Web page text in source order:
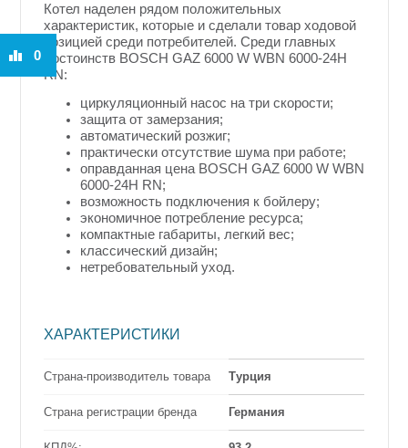
Котел наделен рядом положительных
характеристик, которые и сделали товар ходовой
позицией среди потребителей. Среди главных
достоинств BOSCH GAZ 6000 W WBN 6000-24H
RN:
циркуляционный насос на три скорости;
защита от замерзания;
автоматический розжиг;
практически отсутствие шума при работе;
оправданная цена BOSCH GAZ 6000 W WBN
6000-24H RN;
возможность подключения к бойлеру;
экономичное потребление ресурса;
компактные габариты, легкий вес;
классический дизайн;
нетребовательный уход.
ХАРАКТЕРИСТИКИ
Страна-производитель товара Турция
Страна регистрации бренда Германия
0